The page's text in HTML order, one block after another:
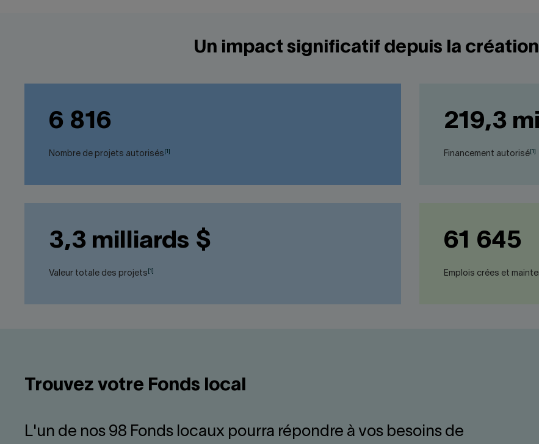
Un impact significatif depuis la
6 816
Nombre de projets autorisés
219,3
Financement autorisé
3,3 milliards $
Valeur totale des projets
61 645
Emplois crées et
Trouvez votre Fonds local
L'un de nos 98 Fonds locaux pourra répondre à vos besoins de